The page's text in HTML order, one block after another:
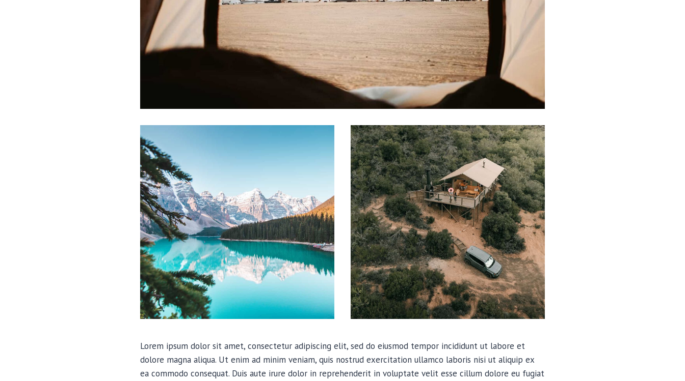
Lorem ipsum dolor sit amet, consectetur adipiscing elit, sed do eiusmod tempor incididunt ut labore et
dolore magna aliqua. Ut enim ad minim veniam, quis nostrud exercitation ullamco laboris nisi ut aliquip ex
ea commodo consequat. Duis aute irure dolor in reprehenderit in voluptate velit esse cillum dolore eu fugiat